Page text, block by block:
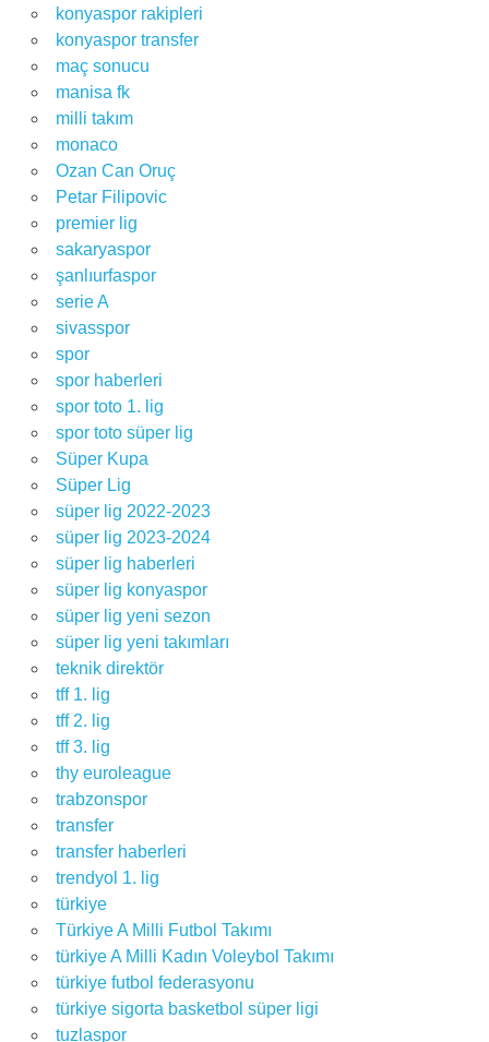
konyaspor rakipleri
konyaspor transfer
maç sonucu
manisa fk
milli takım
monaco
Ozan Can Oruç
Petar Filipovic
premier lig
sakaryaspor
şanlıurfaspor
serie A
sivasspor
spor
spor haberleri
spor toto 1. lig
spor toto süper lig
Süper Kupa
Süper Lig
süper lig 2022-2023
süper lig 2023-2024
süper lig haberleri
süper lig konyaspor
süper lig yeni sezon
süper lig yeni takımları
teknik direktör
tff 1. lig
tff 2. lig
tff 3. lig
thy euroleague
trabzonspor
transfer
transfer haberleri
trendyol 1. lig
türkiye
Türkiye A Milli Futbol Takımı
türkiye A Milli Kadın Voleybol Takımı
türkiye futbol federasyonu
türkiye sigorta basketbol süper ligi
tuzlaspor